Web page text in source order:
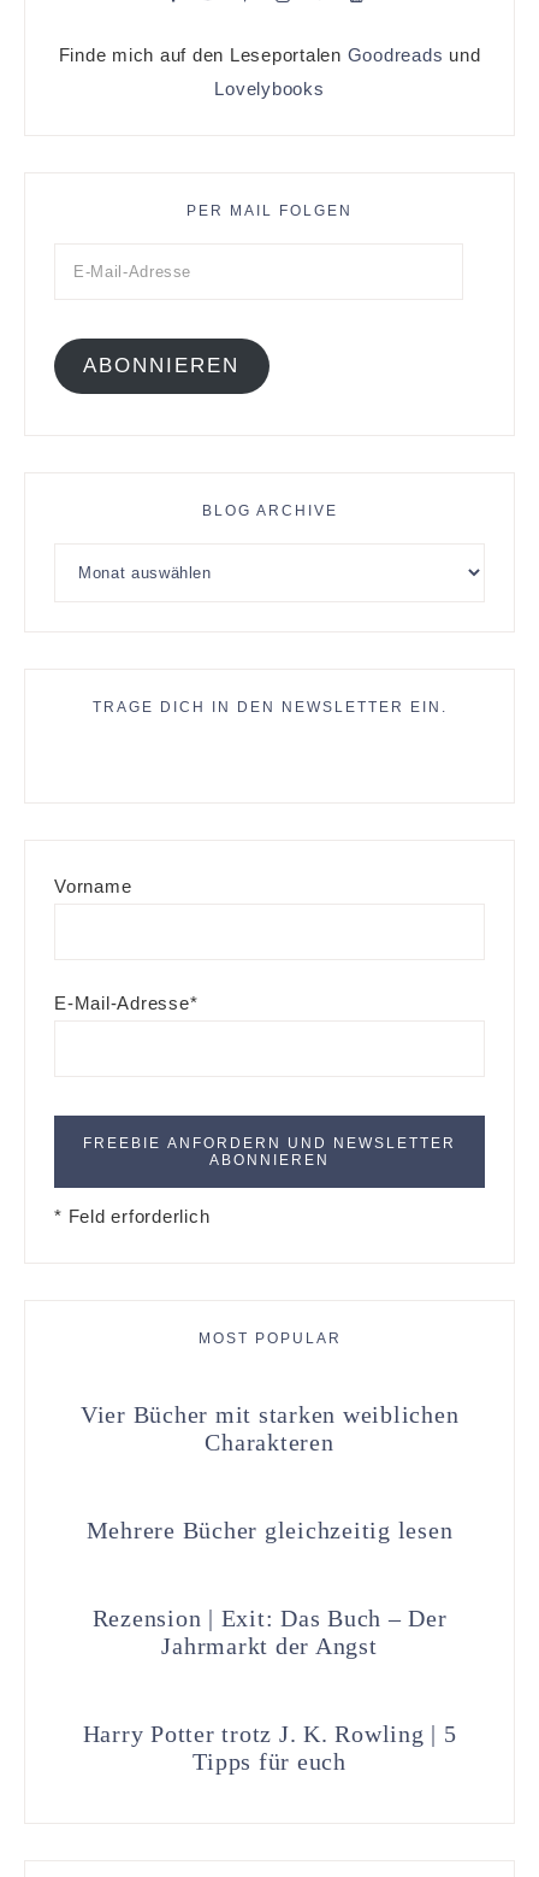
Finde mich auf den Leseportalen Goodreads und
Lovelybooks
PER MAIL FOLGEN
ABONNIEREN
BLOG ARCHIVE
TRAGE DICH IN DEN NEWSLETTER EIN.
Vorname
E-Mail-Adresse*
* Feld erforderlich
MOST POPULAR
Vier Bücher mit starken weiblichen
Charakteren
Mehrere Bücher gleichzeitig lesen
Rezension | Exit: Das Buch – Der
Jahrmarkt der Angst
Harry Potter trotz J. K. Rowling | 5
Tipps für euch